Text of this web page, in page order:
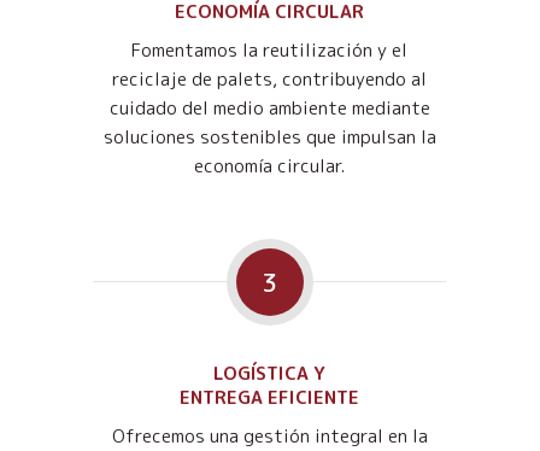
ECONOMÍA CIRCULAR
Fomentamos la reutilización y el
reciclaje de palets, contribuyendo al
cuidado del medio ambiente mediante
soluciones sostenibles que impulsan la
economía circular.
3
LOGÍSTICA Y
ENTREGA EFICIENTE
Ofrecemos una gestión integral en la